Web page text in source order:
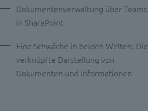
Dokumentenverwaltung über Teams
in SharePoint
Eine Schwäche in beiden Welten: Die
verknüpfte Darstellung von
Dokumenten und Informationen